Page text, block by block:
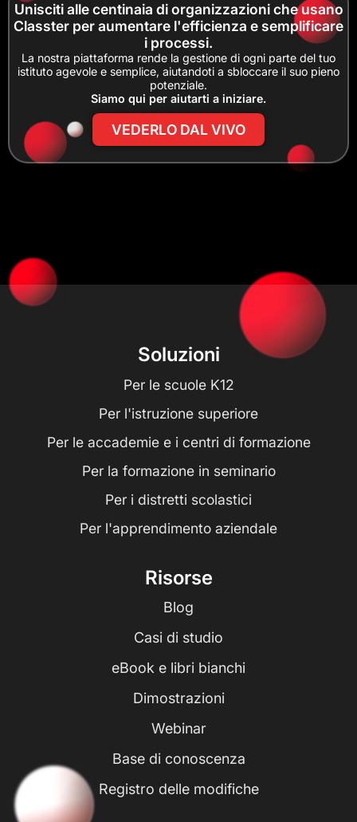
Unisciti alle centinaia di organizzazioni che usano
Classter per aumentare l'efficienza e semplificare
i processi.
La nostra piattaforma rende la gestione di ogni parte del tuo
istituto agevole e semplice, aiutandoti a sbloccare il suo pieno
potenziale.
Siamo qui per aiutarti a iniziare.
VEDERLO DAL VIVO
Soluzioni
Per le scuole K12
Per l'istruzione superiore
Per le accademie e i centri di formazione
Per la formazione in seminario
Per i distretti scolastici
Per l'apprendimento aziendale
Risorse
Blog
Casi di studio
eBook e libri bianchi
Dimostrazioni
Webinar
Base di conoscenza
Registro delle modifiche